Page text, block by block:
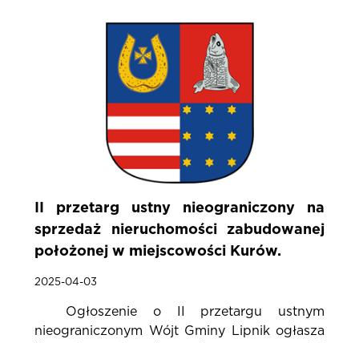
II przetarg ustny nieograniczony na
sprzedaż nieruchomości zabudowanej
położonej w miejscowości Kurów.
2025-04-03
Ogłoszenie o II przetargu ustnym
nieograniczonym Wójt Gminy Lipnik ogłasza